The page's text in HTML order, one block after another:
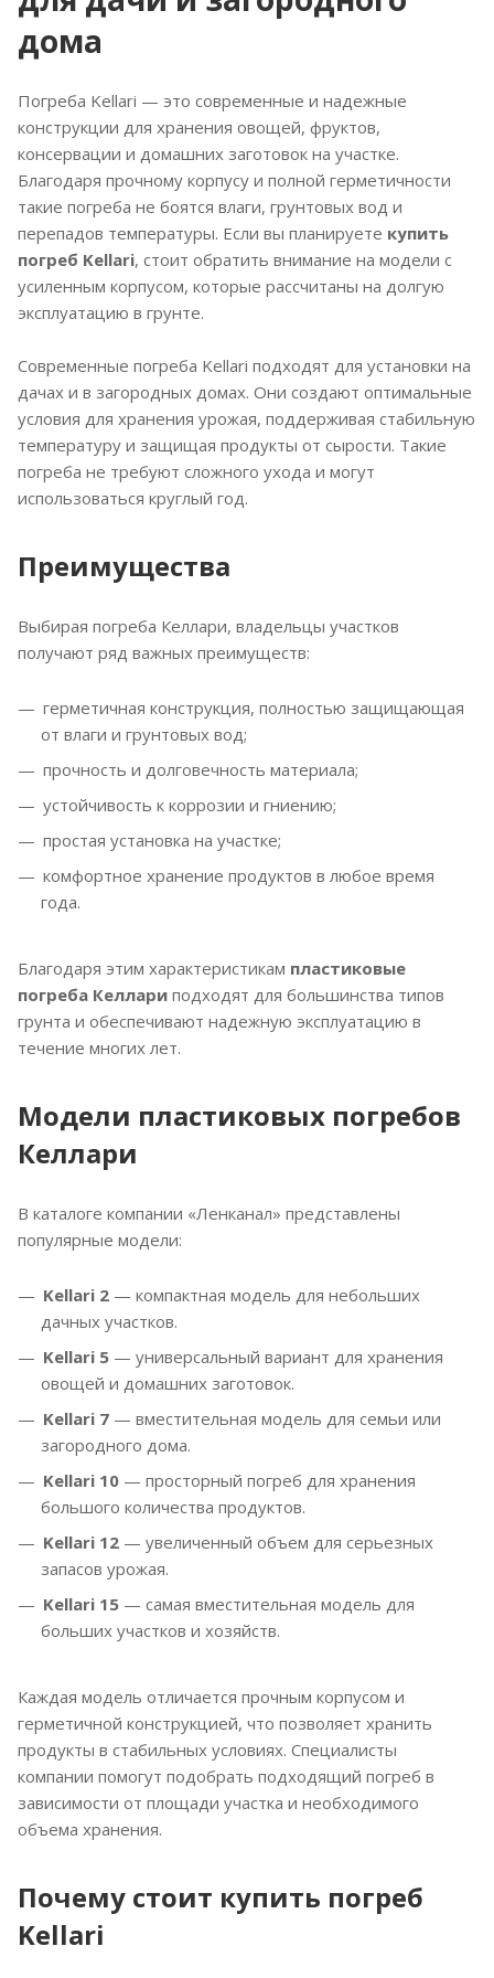
дома
Погреба Kellari — это современные и надежные
конструкции для хранения овощей, фруктов,
консервации и домашних заготовок на участке.
Благодаря прочному корпусу и полной герметичности
такие погреба не боятся влаги, грунтовых вод и
перепадов температуры. Если вы планируете купить
погреб Kellari, стоит обратить внимание на модели с
усиленным корпусом, которые рассчитаны на долгую
эксплуатацию в грунте.
Современные погреба Kellari подходят для установки на
дачах и в загородных домах. Они создают оптимальные
условия для хранения урожая, поддерживая стабильную
температуру и защищая продукты от сырости. Такие
погреба не требуют сложного ухода и могут
использоваться круглый год.
Преимущества
Выбирая погреба Келлари, владельцы участков
получают ряд важных преимуществ:
герметичная конструкция, полностью защищающая
от влаги и грунтовых вод;
прочность и долговечность материала;
устойчивость к коррозии и гниению;
простая установка на участке;
комфортное хранение продуктов в любое время
года.
Благодаря этим характеристикам пластиковые
погреба Келлари подходят для большинства типов
грунта и обеспечивают надежную эксплуатацию в
течение многих лет.
Модели пластиковых погребов
Келлари
В каталоге компании «Ленканал» представлены
популярные модели:
Kellari 2 — компактная модель для небольших
дачных участков.
Kellari 5 — универсальный вариант для хранения
овощей и домашних заготовок.
Kellari 7 — вместительная модель для семьи или
загородного дома.
Kellari 10 — просторный погреб для хранения
большого количества продуктов.
Kellari 12 — увеличенный объем для серьезных
запасов урожая.
Kellari 15 — самая вместительная модель для
больших участков и хозяйств.
Каждая модель отличается прочным корпусом и
герметичной конструкцией, что позволяет хранить
продукты в стабильных условиях. Специалисты
компании помогут подобрать подходящий погреб в
зависимости от площади участка и необходимого
объема хранения.
Почему стоит купить погреб
Kellari